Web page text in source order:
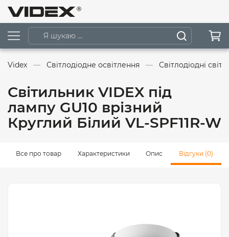
Videx Світлодіодне освітлення Світлодіодні
Світильник VIDEX під
лампу GU10 врізний
Круглий Білий VL-SPF11R-W
Все про товар Характеристики Опис Відгуки (0)